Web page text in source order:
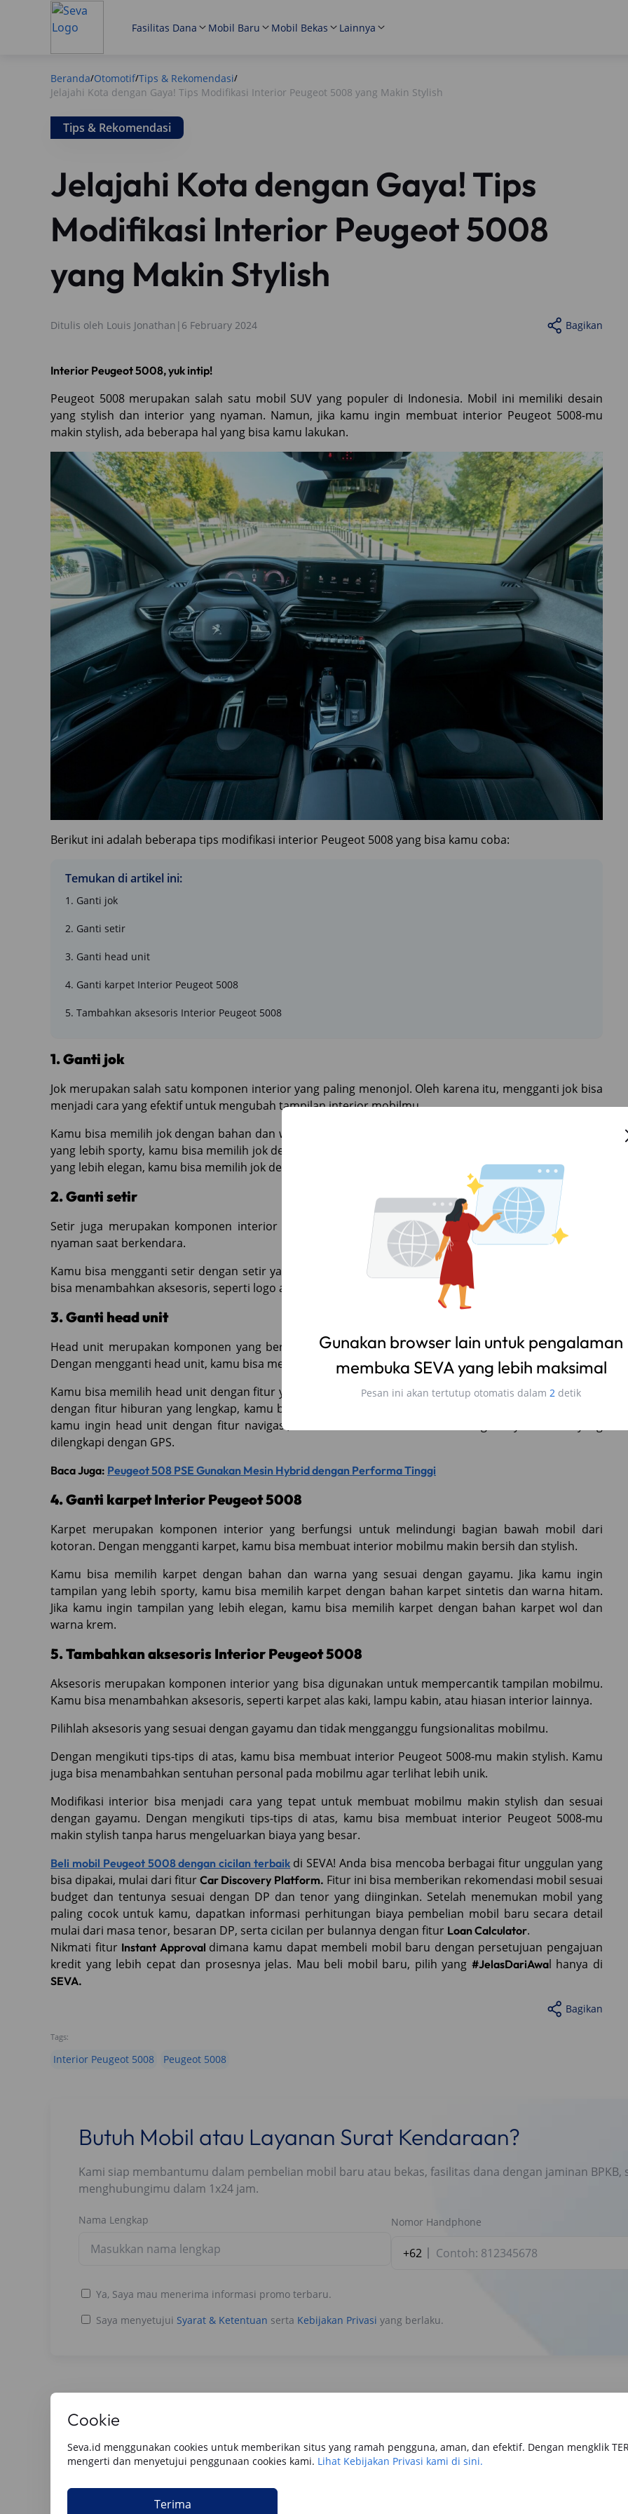
Cookie
Seva.id menggunakan cookies untuk memberikan situs yang ramah pengguna, aman, dan efektif. Dengan mengklik
mengerti dan menyetujui penggunaan cookies kami. Lihat Kebijakan Privasi kami di sini.
Terima
Gunakan browser lain untuk pengalaman
membuka SEVA yang lebih maksimal
Pesan ini akan tertutup otomatis dalam 1 detik
Fasilitas Dana Mobil Baru Mobil Bekas Lainnya
Beranda/Otomotif/Tips & Rekomendasi/
Jelajahi Kota dengan Gaya! Tips Modifikasi Interior Peugeot 5008 yang Makin Stylish
Tips & Rekomendasi
Jelajahi Kota dengan Gaya! Tips
Modifikasi Interior Peugeot 5008
yang Makin Stylish
Ditulis oleh Louis Jonathan | 6 February 2024 Bagikan
Interior Peugeot 5008, yuk intip!
Peugeot 5008 merupakan salah satu mobil SUV yang populer di Indonesia. Mobil ini memiliki desain
yang stylish dan interior yang nyaman. Namun, jika kamu ingin membuat interior Peugeot 5008-mu
makin stylish, ada beberapa hal yang bisa kamu lakukan.
Berikut ini adalah beberapa tips modifikasi interior Peugeot 5008 yang bisa kamu coba:
Temukan di artikel ini:
1. Ganti jok
2. Ganti setir
3. Ganti head unit
4. Ganti karpet Interior Peugeot 5008
5. Tambahkan aksesoris Interior Peugeot 5008
1. Ganti jok
Jok merupakan salah satu komponen interior yang paling menonjol. Oleh karena itu, mengganti jok bisa
menjadi cara yang efektif untuk mengubah tampilan interior mobilmu.
Kamu bisa memilih jok dengan bahan dan warna yang sesuai dengan gayamu. Jika kamu ingin tampilan
yang lebih sporty, kamu bisa memilih jok dengan bahan kulit dan warna hitam. Jika kamu ingin tampilan
yang lebih elegan, kamu bisa memilih jok dengan bahan kulit dan warna krem.
2. Ganti setir
Setir juga merupakan komponen interior yang penting. Setir yang nyaman akan membuatmu lebih
nyaman saat berkendara.
Kamu bisa mengganti setir dengan setir yang memiliki desain dan bahan yang lebih stylish. Kamu juga
bisa menambahkan aksesoris, seperti logo atau emblem, untuk membuat setirmu makin unik.
3. Ganti head unit
Head unit merupakan komponen yang bertanggung jawab untuk memutar musik dan media lainnya.
Dengan mengganti head unit, kamu bisa mendapatkan fitur dan tampilan yang lebih modern.
Kamu bisa memilih head unit dengan fitur yang sesuai dengan kebutuhanmu. Jika kamu ingin head unit
dengan fitur hiburan yang lengkap, kamu bisa memilih head unit dengan layar sentuh yang besar. Jika
kamu ingin head unit dengan fitur navigasi, kamu bisa memilih head unit dengan layar sentuh yang
dilengkapi dengan GPS.
Baca Juga: Peugeot 508 PSE Gunakan Mesin Hybrid dengan Performa Tinggi
4. Ganti karpet Interior Peugeot 5008
Karpet merupakan komponen interior yang berfungsi untuk melindungi bagian bawah mobil dari
kotoran. Dengan mengganti karpet, kamu bisa membuat interior mobilmu makin bersih dan stylish.
Kamu bisa memilih karpet dengan bahan dan warna yang sesuai dengan gayamu. Jika kamu ingin
tampilan yang lebih sporty, kamu bisa memilih karpet dengan bahan karpet sintetis dan warna hitam.
Jika kamu ingin tampilan yang lebih elegan, kamu bisa memilih karpet dengan bahan karpet wol dan
warna krem.
5. Tambahkan aksesoris Interior Peugeot 5008
Aksesoris merupakan komponen interior yang bisa digunakan untuk mempercantik tampilan mobilmu.
Kamu bisa menambahkan aksesoris, seperti karpet alas kaki, lampu kabin, atau hiasan interior lainnya.
Pilihlah aksesoris yang sesuai dengan gayamu dan tidak mengganggu fungsionalitas mobilmu.
Dengan mengikuti tips-tips di atas, kamu bisa membuat interior Peugeot 5008-mu makin stylish. Kamu
juga bisa menambahkan sentuhan personal pada mobilmu agar terlihat lebih unik.
Modifikasi interior bisa menjadi cara yang tepat untuk membuat mobilmu makin stylish dan sesuai
dengan gayamu. Dengan mengikuti tips-tips di atas, kamu bisa membuat interior Peugeot 5008-mu
makin stylish tanpa harus mengeluarkan biaya yang besar.
Beli mobil Peugeot 5008 dengan cicilan terbaik di SEVA! Anda bisa mencoba berbagai fitur unggulan yang
bisa dipakai, mulai dari fiturCar Discovery Platform. Fitur ini bisa memberikan rekomendasi mobil sesuai
budget dan tentunya sesuai dengan DP dan tenor yang diinginkan. Setelah menemukan mobil yang
paling cocok untuk kamu, dapatkan informasi perhitungan biaya pembelian mobil baru secara detail
mulai dari masa tenor, besaran DP, serta cicilan per bulannya dengan fitur Loan Calculator.
Nikmati fitur Instant Approval dimana kamu dapat membeli mobil baru dengan persetujuan pengajuan
kredit yang lebih cepat dan prosesnya jelas. Mau beli mobil baru, pilih yang #JelasDariAwal hanya di
SEVA.
Bagikan
Tags:
Interior Peugeot 5008 Peugeot 5008
Butuh Mobil atau Layanan Surat Kendaraan?
Kami siap membantumu dalam pembelian mobil baru atau bekas, fasilitas dana dengan jaminan
menghubungimu dalam 1x24 jam.
Nama Lengkap Nomor Handphone
+62
Ya, Saya mau menerima informasi promo terbaru.
Saya menyetujui Syarat & Ketentuan serta Kebijakan Privasi yang berlaku.
Baca Artikel Lainnya
SemuaBerita UtamaTips & RekomendasiReview Otomotif